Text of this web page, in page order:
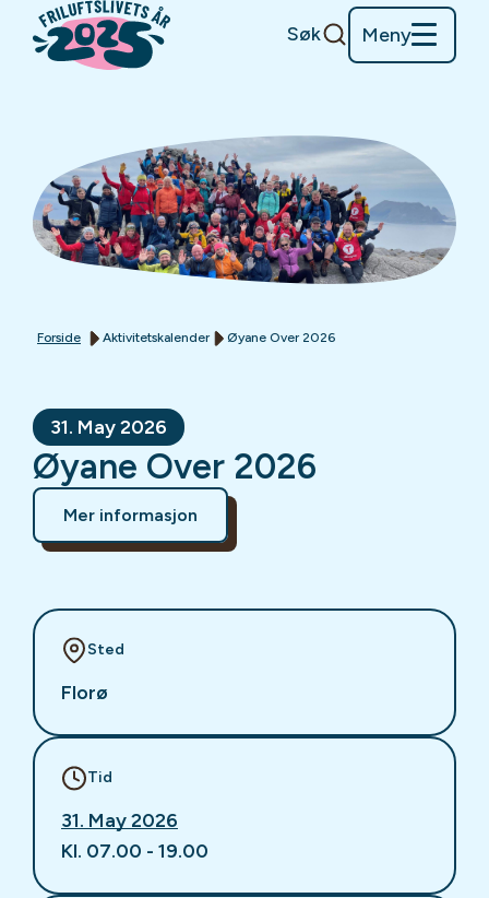
Søk Meny
Forside Aktivitetskalender Øyane Over 2026
31. May 2026
Øyane Over 2026
Mer informasjon
Sted
Florø
Tid
31. May 2026
Kl. 07.00 - 19.00